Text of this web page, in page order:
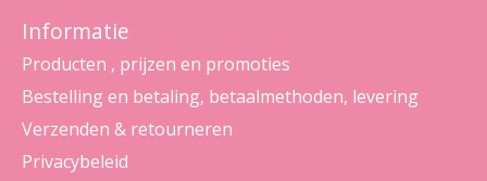
Informatie
Producten , prijzen en promoties
Bestelling en betaling, betaalmethoden, levering
Verzenden & retourneren
Privacybeleid